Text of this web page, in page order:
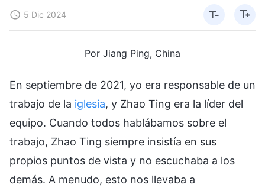
5 Dic 2024
Por Jiang Ping, China
En septiembre de 2021, yo era responsable de un
trabajo de la iglesia, y Zhao Ting era la líder del
equipo. Cuando todos hablábamos sobre el
trabajo, Zhao Ting siempre insistía en sus
propios puntos de vista y no escuchaba a los
demás. A menudo, esto nos llevaba a